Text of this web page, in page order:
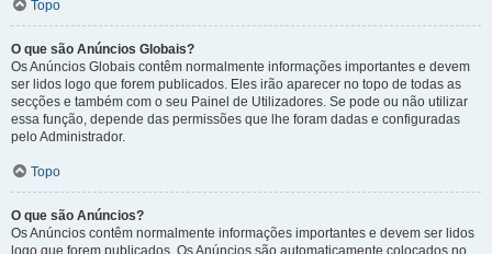
Topo
O que são Anúncios Globais?
Os Anúncios Globais contêm normalmente informações importantes e devem
ser lidos logo que forem publicados. Eles irão aparecer no topo de todas as
secções e também com o seu Painel de Utilizadores. Se pode ou não utilizar
essa função, depende das permissões que lhe foram dadas e configuradas
pelo Administrador.
Topo
O que são Anúncios?
Os Anúncios contêm normalmente informações importantes e devem ser lidos
logo que forem publicados. Os Anúncios são automaticamente colocados no